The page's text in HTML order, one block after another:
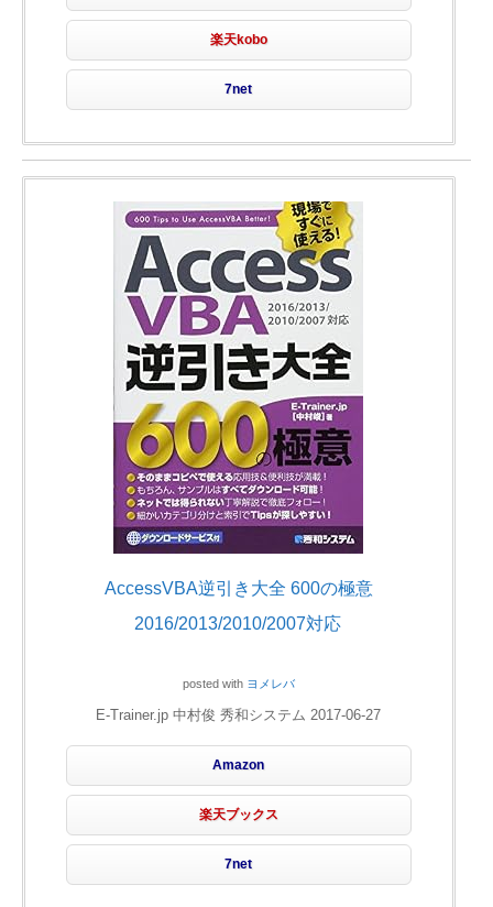
楽天kobo
7net
AccessVBA逆引き大全 600の極意
2016/2013/2010/2007対応
posted with ヨメレバ
E-Trainer.jp 中村俊 秀和システム 2017-06-27
Amazon
楽天ブックス
7net